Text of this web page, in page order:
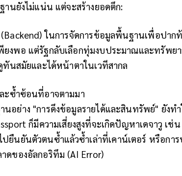
านยังไม่แน่น แต่จะสร้างยอดตึก:
ในการจัดการข้อมูลพื้นฐานเพื่อปาก
ยงพอ แต่รัฐกลับเลือกทุ่มงบประมาณและทรัพย
นสมัยและได้หน้าตาในเวทีสากล
ะซ้ำซ้อนที่อาจตามมา
อย่าง "การดึงข้อมูลรายได้และสินทรัพย์" ยังทำ
ก็มีความเสี่ยงสูงที่จะเกิดปัญหาเดจาวู เช่
ยืนยันตัวตนซ้ำแล้วซ้ำเล่าที่เคาน์เตอร์ หรือกา
ดของอัลกอริทึม (AI Error)